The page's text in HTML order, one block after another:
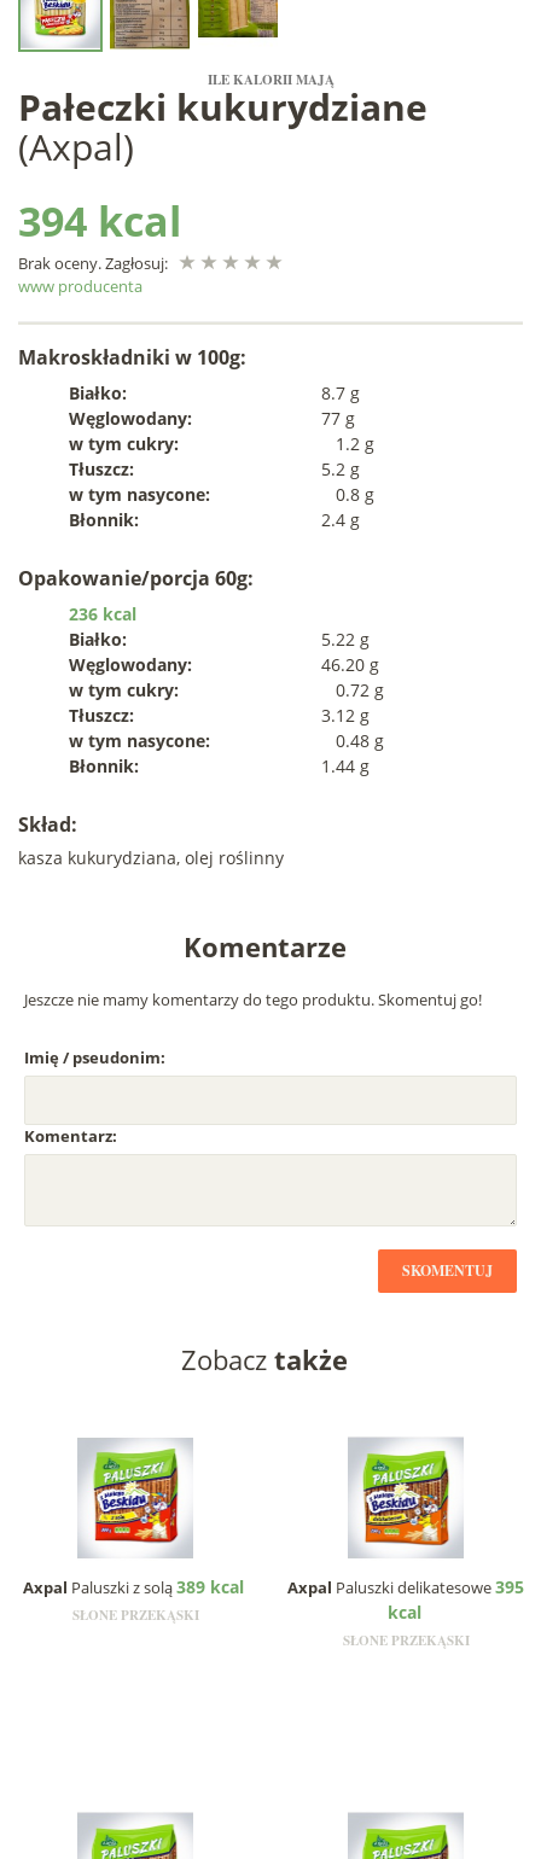
ILE KALORII MAJĄ
Pałeczki kukurydziane
(Axpal)
394 kcal
Brak oceny. Zagłosuj:
www producenta
Makroskładniki w 100g:
Białko:
8.7 g
Węglowodany:
77 g
w tym cukry:
1.2 g
Tłuszcz:
5.2 g
w tym nasycone:
0.8 g
Błonnik:
2.4 g
Opakowanie/porcja 60g:
236 kcal
Białko:
5.22 g
Węglowodany:
46.20 g
w tym cukry:
0.72 g
Tłuszcz:
3.12 g
w tym nasycone:
0.48 g
Błonnik:
1.44 g
Skład:
kasza kukurydziana, olej roślinny
Komentarze
Jeszcze nie mamy komentarzy do tego produktu. Skomentuj go!
Imię / pseudonim:
Komentarz:
SKOMENTUJ
Zobacz także
Axpal Paluszki z solą389 kcal
SŁONE PRZEKĄSKI
Axpal Paluszki delikatesowe395
kcal
SŁONE PRZEKĄSKI